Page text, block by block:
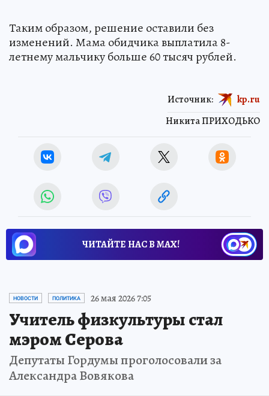
Таким образом, решение оставили без
изменений. Мама обидчика выплатила 8-
летнему мальчику больше 60 тысяч рублей.
Никита ПРИХОДЬКО
Источник: kp.ru
ЧИТАЙТЕ НАС В МАХ!
НОВОСТИ ПОЛИТИКА 26 мая 2026 7:05
Учитель физкультуры стал
мэром Серова
Депутаты Гордумы проголосовали за
Александра Вовякова